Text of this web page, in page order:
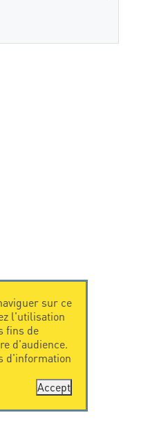
sur ce
l'utilisation
fins de
d'audience.
d'information
Accept